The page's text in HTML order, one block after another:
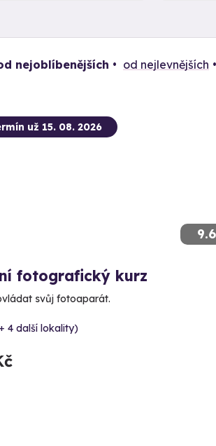
nejoblíbenějších od nejlevnějších
9.6
už 15. 08. 2026
fotografický kurz
svůj fotoaparát.
4 další lokality)